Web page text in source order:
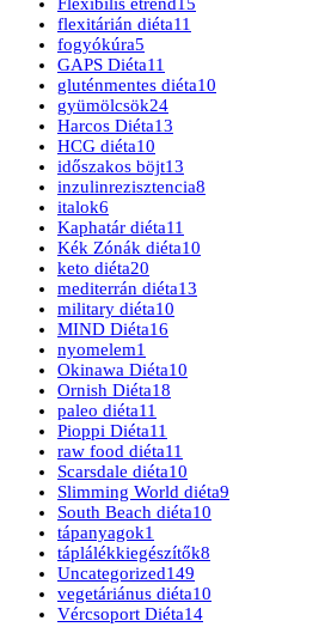
flexitárián diéta11
fogyókúra5
GAPS Diéta11
gluténmentes diéta10
gyümölcsök24
Harcos Diéta13
HCG diéta10
időszakos böjt13
inzulinrezisztencia8
italok6
Kaphatár diéta11
Kék Zónák diéta10
keto diéta20
mediterrán diéta13
military diéta10
MIND Diéta16
nyomelem1
Okinawa Diéta10
Ornish Diéta18
paleo diéta11
Pioppi Diéta11
raw food diéta11
Scarsdale diéta10
Slimming World diéta9
South Beach diéta10
tápanyagok1
táplálékkiegészítők8
Uncategorized149
vegetáriánus diéta10
Vércsoport Diéta14